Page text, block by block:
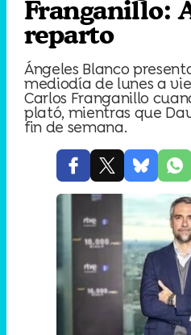
Franganillo:
reparto
Ángeles Blanco
mediodía de lunes a
Carlos Franganillo
plató, mientras que
fin de semana.